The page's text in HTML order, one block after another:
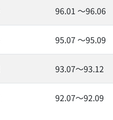
96.01 ～96.06
95.07 ～95.09
93.07～93.12
92.07～92.09